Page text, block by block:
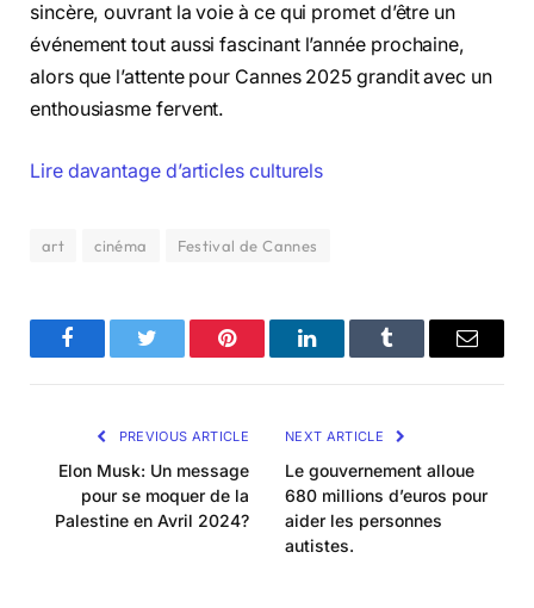
sincère, ouvrant la voie à ce qui promet d’être un
événement tout aussi fascinant l’année prochaine,
alors que l’attente pour Cannes 2025 grandit avec un
enthousiasme fervent.
Lire davantage d’articles culturels
art cinéma Festival de Cannes
FacebookTwitter Pinterest LinkedInTumblr Email
PREVIOUS ARTICLE
Elon Musk: Un message
pour se moquer de la
Palestine en Avril 2024?
NEXT ARTICLE
Le gouvernement alloue
680 millions d’euros pour
aider les personnes
autistes.